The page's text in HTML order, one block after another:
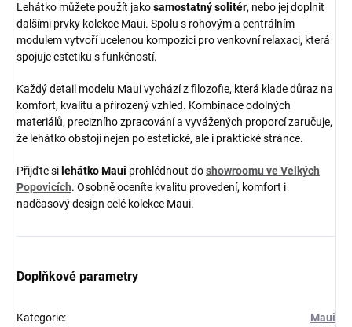
Lehátko můžete použít jakosamostatný solitér, nebo jej doplnit
dalšími prvky kolekce Maui. Spolu s rohovým a centrálním
modulem vytvoří ucelenou kompozici pro venkovní relaxaci, která
spojuje estetiku s funkčností.
Každý detail modelu Maui vychází z filozofie, která klade důraz na
komfort, kvalitu a přirozený vzhled. Kombinace odolných
materiálů, precizního zpracování a vyvážených proporcí zaručuje,
že lehátko obstojí nejen po estetické, ale i praktické stránce.
Přijďte si lehátko Maui prohlédnout doshowroomu ve Velkých
Popovicích. Osobně oceníte kvalitu provedení, komfort i
nadčasový design celé kolekce Maui.
Doplňkové parametry
Kategorie: Maui